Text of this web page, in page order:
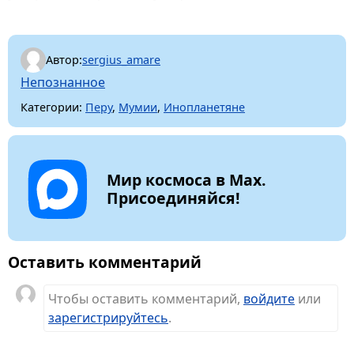
Автор:sergius_amare
Непознанное
Категории: Перу, Мумии, Инопланетяне
Мир космоса в Max.
Присоединяйся!
Оставить комментарий
Чтобы оставить комментарий, войдите или
зарегистрируйтесь.